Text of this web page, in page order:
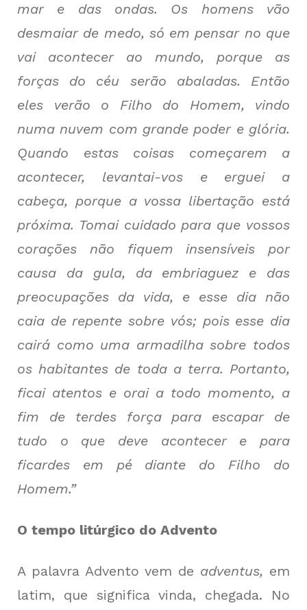
mar e das ondas. Os homens vão
desmaiar de medo, só em pensar no que
vai acontecer ao mundo, porque as
forças do céu serão abaladas. Então
eles verão o Filho do Homem, vindo
numa nuvem com grande poder e glória.
Quando estas coisas começarem a
acontecer, levantai-vos e erguei a
cabeça, porque a vossa libertação está
próxima. Tomai cuidado para que vossos
corações não fiquem insensíveis por
causa da gula, da embriaguez e das
preocupações da vida, e esse dia não
caia de repente sobre vós; pois esse dia
cairá como uma armadilha sobre todos
os habitantes de toda a terra. Portanto,
ficai atentos e orai a todo momento, a
fim de terdes força para escapar de
tudo o que deve acontecer e para
ficardes em pé diante do Filho do
Homem.”
O tempo litúrgico do Advento
A palavra Advento vem de adventus, em
latim, que significa vinda, chegada. No